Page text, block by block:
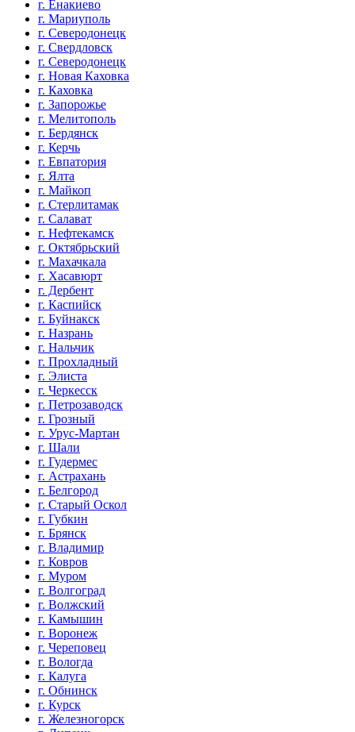
г. Енакиево
г. Мариуполь
г. Северодонецк
г. Свердловск
г. Северодонецк
г. Новая Каховка
г. Каховка
г. Запорожье
г. Мелитополь
г. Бердянск
г. Керчь
г. Евпатория
г. Ялта
г. Майкоп
г. Стерлитамак
г. Салават
г. Нефтекамск
г. Октябрьский
г. Махачкала
г. Хасавюрт
г. Дербент
г. Каспийск
г. Буйнакск
г. Назрань
г. Нальчик
г. Прохладный
г. Элиста
г. Черкесск
г. Петрозаводск
г. Грозный
г. Урус-Мартан
г. Шали
г. Гудермес
г. Астрахань
г. Белгород
г. Старый Оскол
г. Губкин
г. Брянск
г. Владимир
г. Ковров
г. Муром
г. Волгоград
г. Волжский
г. Камышин
г. Воронеж
г. Череповец
г. Вологда
г. Калуга
г. Обнинск
г. Курск
г. Железногорск